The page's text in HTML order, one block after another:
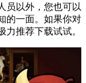
员以外，您也可以
的一面。如果你对
推荐下载试试。